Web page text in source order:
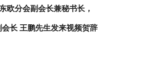
欧分会副会长兼秘书长，
长 王鹏先生发来视频贺辞